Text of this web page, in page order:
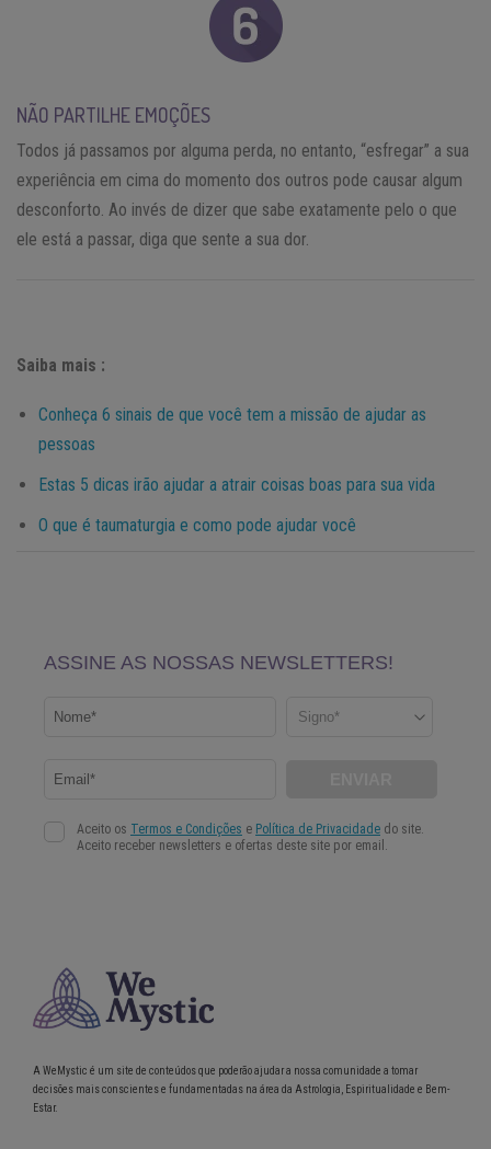
NÃO PARTILHE EMOÇÕES
Todos já passamos por alguma perda, no entanto, “esfregar” a sua
experiência em cima do momento dos outros pode causar algum
desconforto. Ao invés de dizer que sabe exatamente pelo o que
ele está a passar, diga que sente a sua dor.
Saiba mais :
Conheça 6 sinais de que você tem a missão de ajudar as
pessoas
Estas 5 dicas irão ajudar a atrair coisas boas para sua vida
O que é taumaturgia e como pode ajudar você
A WeMystic é um site de conteúdos que poderão ajudar a nossa comunidade a tomar
decisões mais conscientes e fundamentadas na área da Astrologia, Espiritualidade e Bem-
Estar.